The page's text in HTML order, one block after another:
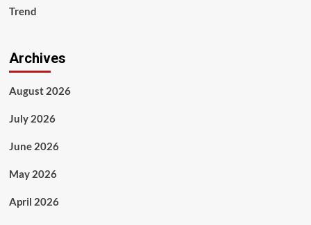
Trend
Archives
August 2026
July 2026
June 2026
May 2026
April 2026